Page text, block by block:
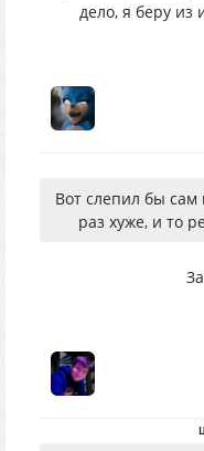
дело, я беру из
Вот слепил бы сам
раз хуже, и то